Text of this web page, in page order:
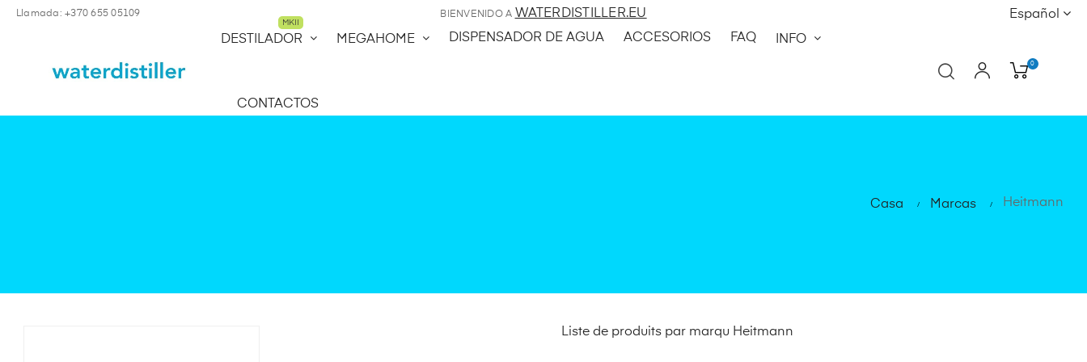
Llamada: +370 655 05109 BIENVENIDO A WATERDISTILLER.EU
Español
DESTILADOR
MKII
MEGAHOME DISPENSADOR DE AGUA ACCESORIOS FAQ INFO
CONTACTOS
0
Casa Marcas Heitmann
Liste de produits par marqu Heitmann